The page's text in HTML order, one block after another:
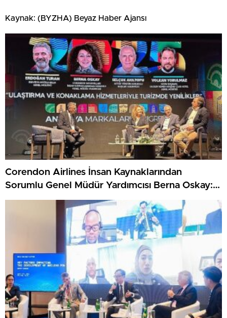
Kaynak: (BYZHA) Beyaz Haber Ajansı
Corendon Airlines İnsan Kaynaklarından
Sorumlu Genel Müdür Yardımcısı Berna Oskay:
“Z kuşağına yapılan yatırım, turizmin geleceğine
yapılan yatırımdır”